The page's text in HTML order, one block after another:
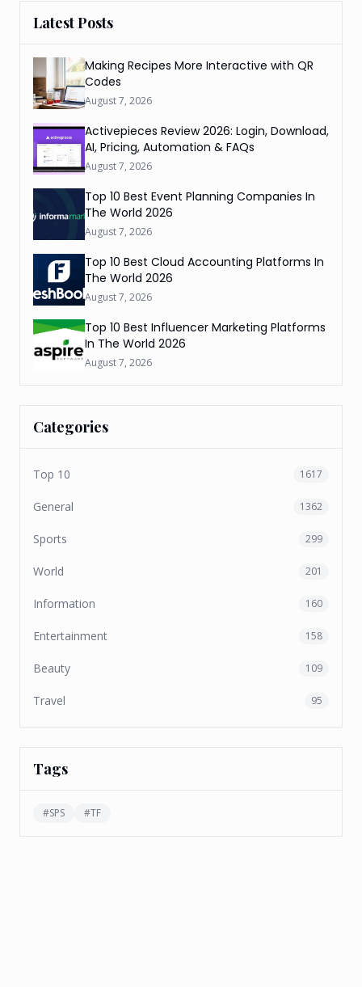
Latest Posts
Making Recipes More Interactive with QR
Codes
August 7, 2026
Activepieces Review 2026: Login, Download,
AI, Pricing, Automation & FAQs
August 7, 2026
Top 10 Best Event Planning Companies In
The World 2026
August 7, 2026
Top 10 Best Cloud Accounting Platforms In
The World 2026
August 7, 2026
Top 10 Best Influencer Marketing Platforms
In The World 2026
August 7, 2026
Categories
Top 10 1617
General 1362
Sports 299
World 201
Information 160
Entertainment 158
Beauty 109
Travel 95
Tags
#SPS #TF